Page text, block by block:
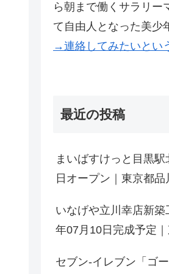
ら朝まで働くサラリー
て自由人となった美少
→連絡してみたいとい
最近の投稿
まいばすけっと目黒
日オープン｜東京都品
いなげや立川幸店新
年07月10日完成予定
セブン-イレブン「ゴ